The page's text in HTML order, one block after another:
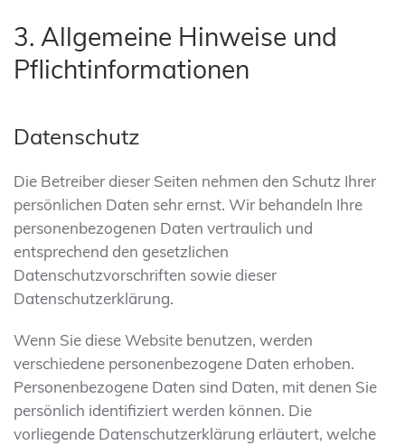
3. Allgemeine Hinweise und
Pflicht­informationen
Datenschutz
Die Betreiber dieser Seiten nehmen den Schutz Ihrer
persönlichen Daten sehr ernst. Wir behandeln Ihre
personenbezogenen Daten vertraulich und
entsprechend den gesetzlichen
Datenschutzvorschriften sowie dieser
Datenschutzerklärung.
Wenn Sie diese Website benutzen, werden
verschiedene personenbezogene Daten erhoben.
Personenbezogene Daten sind Daten, mit denen Sie
persönlich identifiziert werden können. Die
vorliegende Datenschutzerklärung erläutert, welche